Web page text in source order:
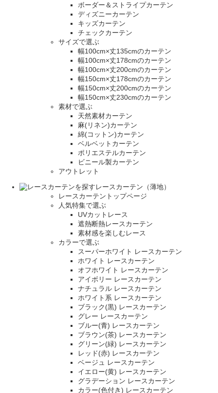
ボーダー＆ストライプカーテン
ディズニーカーテン
キッズカーテン
チェックカーテン
サイズで選ぶ
幅100cm×丈135cmのカーテン
幅100cm×丈178cmのカーテン
幅100cm×丈200cmのカーテン
幅150cm×丈178cmのカーテン
幅150cm×丈200cmのカーテン
幅150cm×丈230cmのカーテン
素材で選ぶ
天然素材カーテン
麻(リネン)カーテン
綿(コットン)カーテン
ベルベットカーテン
ポリエステルカーテン
ビニール製カーテン
アウトレット
レースカーテン（薄地）
レースカーテントップページ
人気特集で選ぶ
UVカットレース
遮熱断熱レースカーテン
素材感を楽しむレース
カラーで選ぶ
スーパーホワイト レースカーテン
ホワイト レースカーテン
オフホワイト レースカーテン
アイボリー レースカーテン
ナチュラル レースカーテン
ホワイト系 レースカーテン
ブラック(黒) レースカーテン
グレー レースカーテン
ブルー(青) レースカーテン
ブラウン(茶) レースカーテン
グリーン(緑) レースカーテン
レッド(赤) レースカーテン
ベージュ レースカーテン
イエロー(黄) レースカーテン
グラデーション レースカーテン
カラー(色付き) レースカーテン